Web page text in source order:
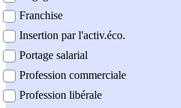
Franchise
Insertion par l'activ.éco.
Portage salarial
Profession commerciale
Profession libérale